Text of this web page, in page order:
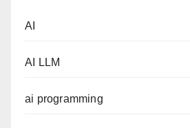
AI
AI LLM
ai programming